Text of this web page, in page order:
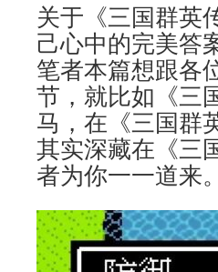
关于《三国群英
己心中的完美答
笔者本篇想跟各
节，就比如《
马，在《三国群
其实深藏在《三
者为你一一道来。